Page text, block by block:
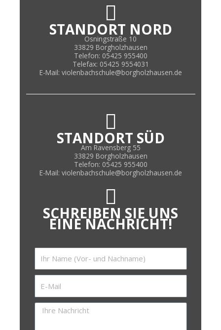
STANDORT NORD
Osningstraße 10
33829 Borgholzhausen
Telefon: 05425 955400
Telefax: 05425 9554031
E-Mail: violenbachschule@borgholzhausen.de
STANDORT SÜD
Am Ravensberg 55
33829 Borgholzhausen
Telefon: 05425 955400
E-Mail: violenbachschule@borgholzhausen.de
SCHREIBEN SIE UNS
EINE NACHRICHT!